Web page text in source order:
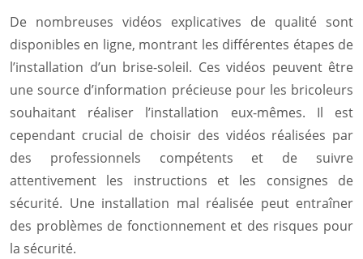
De nombreuses vidéos explicatives de qualité sont
disponibles en ligne, montrant les différentes étapes de
l’installation d’un brise-soleil. Ces vidéos peuvent être
une source d’information précieuse pour les bricoleurs
souhaitant réaliser l’installation eux-mêmes. Il est
cependant crucial de choisir des vidéos réalisées par
des professionnels compétents et de suivre
attentivement les instructions et les consignes de
sécurité. Une installation mal réalisée peut entraîner
des problèmes de fonctionnement et des risques pour
la sécurité.